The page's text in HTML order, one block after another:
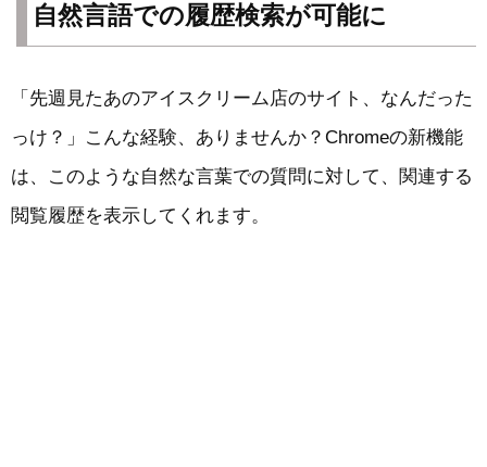
自然言語での履歴検索が可能に
「先週見たあのアイスクリーム店のサイト、なんだった
っけ？」こんな経験、ありませんか？Chromeの新機能
は、このような自然な言葉での質問に対して、関連する
閲覧履歴を表示してくれます。